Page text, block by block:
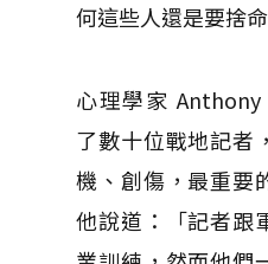
何這些人還是要捨
心理學家
了數十位戰地記者
機、創傷，最重要
他說道：「記者跟